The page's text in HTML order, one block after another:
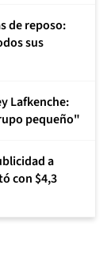
de reposo:
sus
Lafkenche:
pequeño"
a
con $4,3